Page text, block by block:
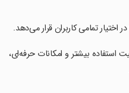
اختیار تمامی کاربران قرار می‌دهد.
استفاده بیشتر و امکانات حرفه‌ای،